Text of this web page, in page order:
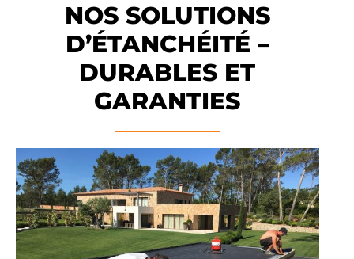
NOS SOLUTIONS
D’ÉTANCHÉITÉ –
DURABLES ET
GARANTIES